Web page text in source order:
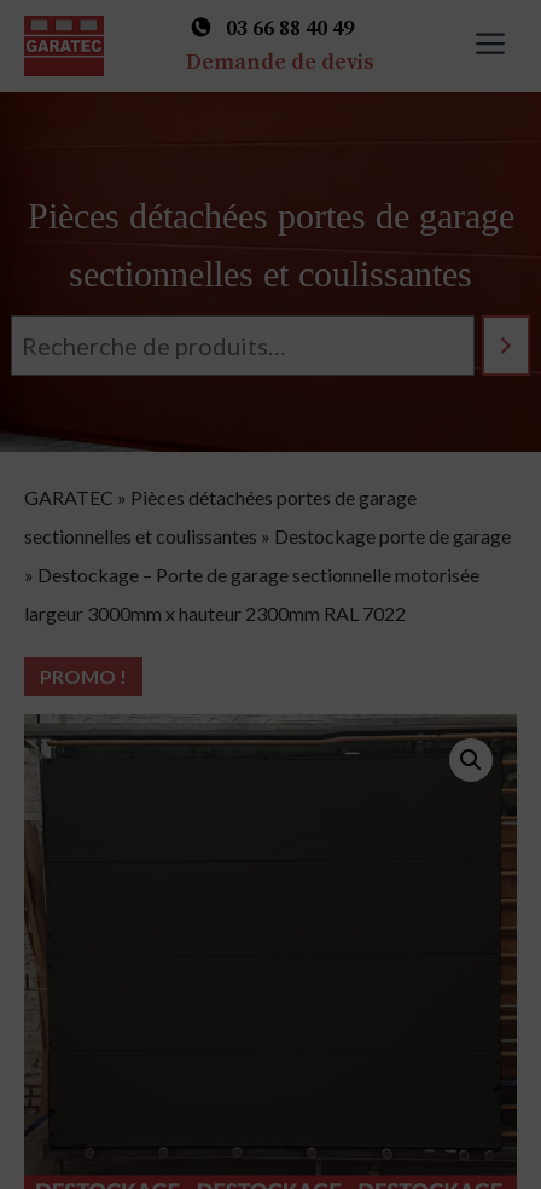
03 66 88 40 49
Demande de devis
Pièces détachées portes de garage
sectionnelles et coulissantes
GARATEC » Pièces détachées portes de garage
sectionnelles et coulissantes » Destockage porte de garage
» Destockage – Porte de garage sectionnelle motorisée
largeur 3000mm x hauteur 2300mm RAL 7022
PROMO !